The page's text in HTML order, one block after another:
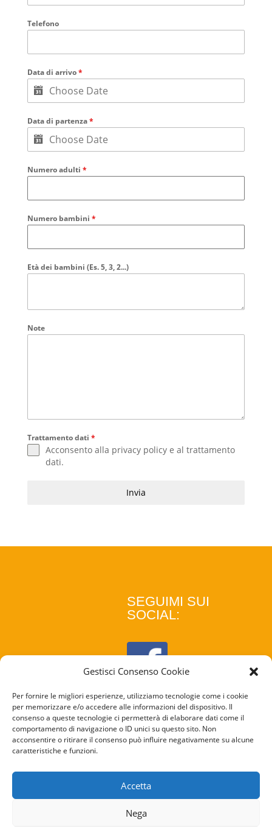
Gestisci Consenso Cookie
Per fornire le migliori esperienze, utilizziamo tecnologie come i cookie
per memorizzare e/o accedere alle informazioni del dispositivo. Il
consenso a queste tecnologie ci permetterà di elaborare dati come il
comportamento di navigazione o ID unici su questo sito. Non
acconsentire o ritirare il consenso può influire negativamente su alcune
caratteristiche e funzioni.
Accetta
Nega
Telefono
Data di arrivo*
Data di partenza*
Numero adulti *
Numero bambini *
Età dei bambini (Es. 5, 3, 2...)
Note
Trattamento dati *
Acconsento alla privacy policye al trattamento
dati.
Invia
SEGUIMI SUI
SOCIAL:
COOKIE
POLICY
PRIVACY